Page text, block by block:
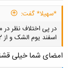
*سهیلا* گفت:
اسفند یوم الشک و از 22 تا 29 اسفند هفته ی وحشت اعلام شد
امضای شما خیلی‌